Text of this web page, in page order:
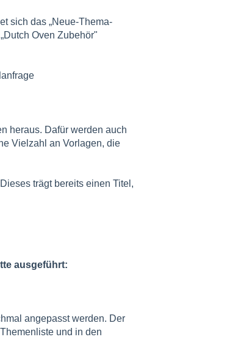
sich das „Neue-Thema-
Oven Zubehör"
heraus. Dafür werden auch
Vielzahl an Vorlagen, die
trägt bereits einen Titel,
ausgeführt:
angepasst werden. Der
und in den